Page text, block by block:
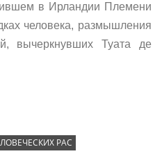
в Ирландии Племени
человека, размышления
вычеркнувших Туата де
РАС